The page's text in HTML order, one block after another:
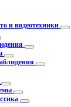
и видеотехники